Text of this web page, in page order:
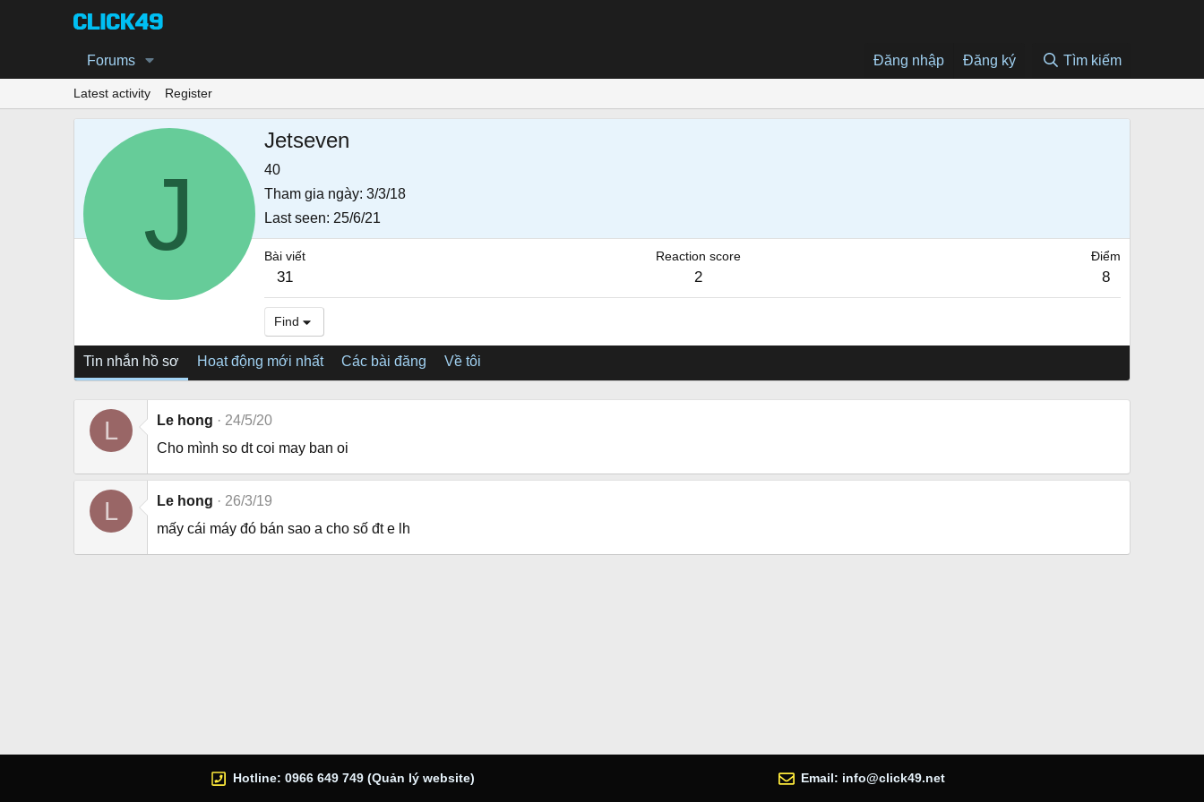
Forums Đăng nhập Đăng ký Tìm kiếm
Latest activity Register
J
Jetseven
40
Tham gia ngày 3/3/18
Last seen 25/6/21
Bài viết
31
Reaction score
2
Điểm
8
Find
Tin nhắn hồ sơ Hoạt động mới nhất Các bài đăng Về tôi
L Le hong
24/5/20
Cho mình so dt coi may ban oi
L Le hong
26/3/19
mấy cái máy đó bán sao a cho số đt e lh
Hotline: 0966 649 749 (Quản lý website) Email: info@click49.net